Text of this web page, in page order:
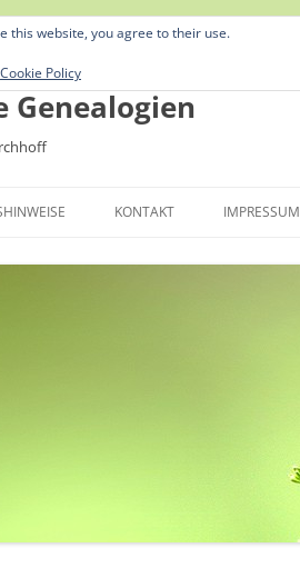
Genealogien
KONTAKT IMPRESSUM
this website, you agree to their use.
Cookie Policy